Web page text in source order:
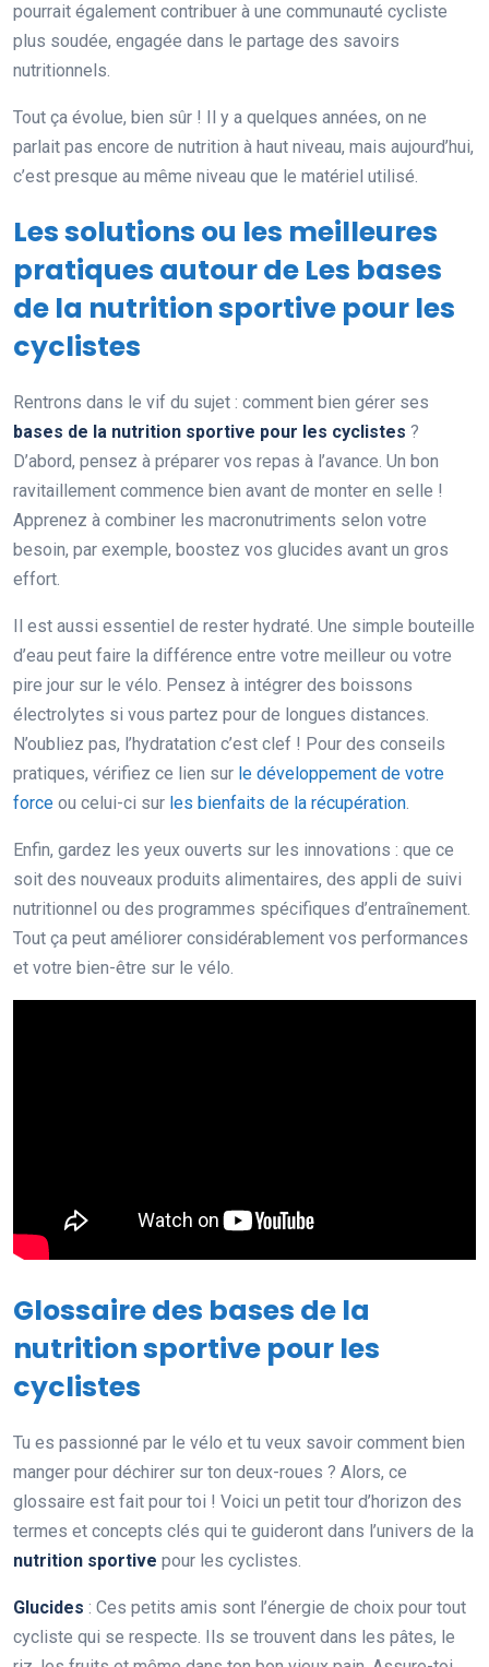
pourrait également contribuer à une communauté cycliste
plus soudée, engagée dans le partage des savoirs
nutritionnels.
Tout ça évolue, bien sûr ! Il y a quelques années, on ne
parlait pas encore de nutrition à haut niveau, mais aujourd’hui,
c’est presque au même niveau que le matériel utilisé.
Les solutions ou les meilleures
pratiques autour de Les bases
de la nutrition sportive pour les
cyclistes
Rentrons dans le vif du sujet : comment bien gérer ses
bases de la nutrition sportive pour les cyclistes ?
D’abord, pensez à préparer vos repas à l’avance. Un bon
ravitaillement commence bien avant de monter en selle !
Apprenez à combiner les macronutriments selon votre
besoin, par exemple, boostez vos glucides avant un gros
effort.
Il est aussi essentiel de rester hydraté. Une simple bouteille
d’eau peut faire la différence entre votre meilleur ou votre
pire jour sur le vélo. Pensez à intégrer des boissons
électrolytes si vous partez pour de longues distances.
N’oubliez pas, l’hydratation c’est clef ! Pour des conseils
pratiques, vérifiez ce lien sur le développement de votre
force ou celui-ci sur les bienfaits de la récupération.
Enfin, gardez les yeux ouverts sur les innovations : que ce
soit des nouveaux produits alimentaires, des appli de suivi
nutritionnel ou des programmes spécifiques d’entraînement.
Tout ça peut améliorer considérablement vos performances
et votre bien-être sur le vélo.
Glossaire des bases de la
nutrition sportive pour les
cyclistes
Tu es passionné par le vélo et tu veux savoir comment bien
manger pour déchirer sur ton deux-roues ? Alors, ce
glossaire est fait pour toi ! Voici un petit tour d’horizon des
termes et concepts clés qui te guideront dans l’univers de la
nutrition sportive pour les cyclistes.
Glucides : Ces petits amis sont l’énergie de choix pour tout
cycliste qui se respecte. Ils se trouvent dans les pâtes, le